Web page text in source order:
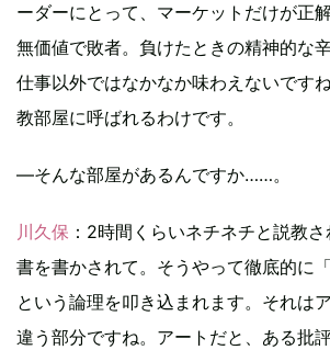
ーダーにとって、マーケットだけが正
無価値で敗者。負けたときの精神的な
仕事以外ではなかなか味わえないです
教部屋に呼ばれるわけです。
―そんな部屋があるんですか……。
川久保 ：2時間くらいネチネチと説教
書を書かされて。そうやって徹底的に
という論理を叩き込まれます。それは
違う部分ですね。アートだと、ある批